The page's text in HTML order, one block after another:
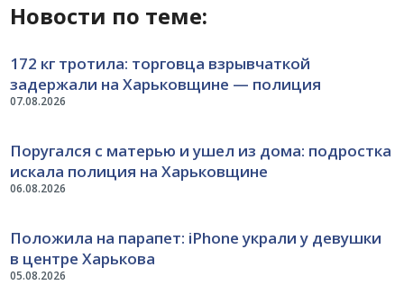
Новости по теме:
07.08.2026
172 кг тротила: торговца взрывчаткой
задержали на Харьковщине — полиция
06.08.2026
Поругался с матерью и ушел из дома: подростка
искала полиция на Харьковщине
05.08.2026
Положила на парапет: iPhone украли у девушки
в центре Харькова